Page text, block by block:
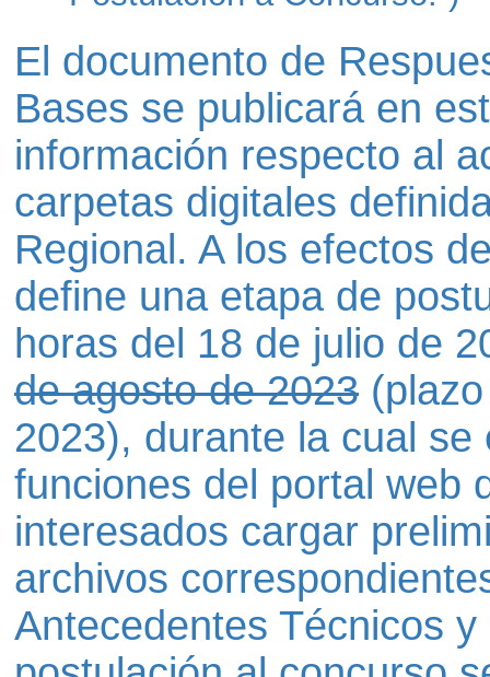
El documento de
Bases se publicará en
información respecto al
carpetas digitales
Regional. A los efectos
define una etapa de
horas del 18 de julio de
de agosto de 2023
2023), durante la cual
funciones del portal web
interesados cargar
archivos
Antecedentes Técnicos